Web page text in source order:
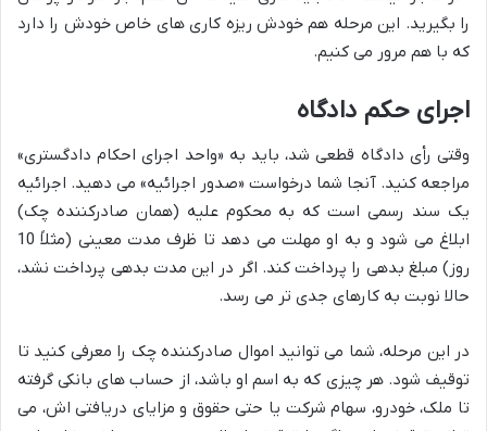
را بگیرید. این مرحله هم خودش ریزه کاری های خاص خودش را دارد
که با هم مرور می کنیم.
اجرای حکم دادگاه
وقتی رأی دادگاه قطعی شد، باید به «واحد اجرای احکام دادگستری»
مراجعه کنید. آنجا شما درخواست «صدور اجرائیه» می دهید. اجرائیه
یک سند رسمی است که به محکوم علیه (همان صادرکننده چک)
ابلاغ می شود و به او مهلت می دهد تا ظرف مدت معینی (مثلاً 10
روز) مبلغ بدهی را پرداخت کند. اگر در این مدت بدهی پرداخت نشد،
حالا نوبت به کارهای جدی تر می رسد.
در این مرحله، شما می توانید اموال صادرکننده چک را معرفی کنید تا
توقیف شود. هر چیزی که به اسم او باشد، از حساب های بانکی گرفته
تا ملک، خودرو، سهام شرکت یا حتی حقوق و مزایای دریافتی اش، می